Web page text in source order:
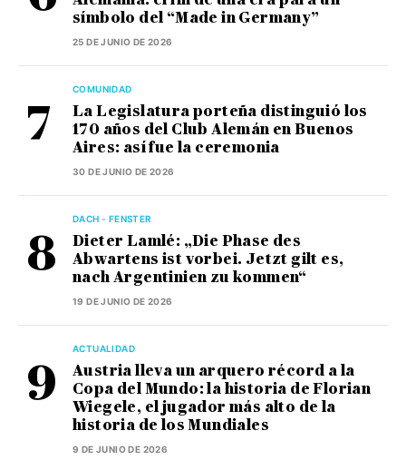
símbolo del “Made in Germany”
25 DE JUNIO DE 2026
COMUNIDAD
La Legislatura porteña distinguió los
170 años del Club Alemán en Buenos
Aires: así fue la ceremonia
30 DE JUNIO DE 2026
DACH - FENSTER
Dieter Lamlé: „Die Phase des
Abwartens ist vorbei. Jetzt gilt es,
nach Argentinien zu kommen“
19 DE JUNIO DE 2026
ACTUALIDAD
Austria lleva un arquero récord a la
Copa del Mundo: la historia de Florian
Wiegele, el jugador más alto de la
historia de los Mundiales
9 DE JUNIO DE 2026